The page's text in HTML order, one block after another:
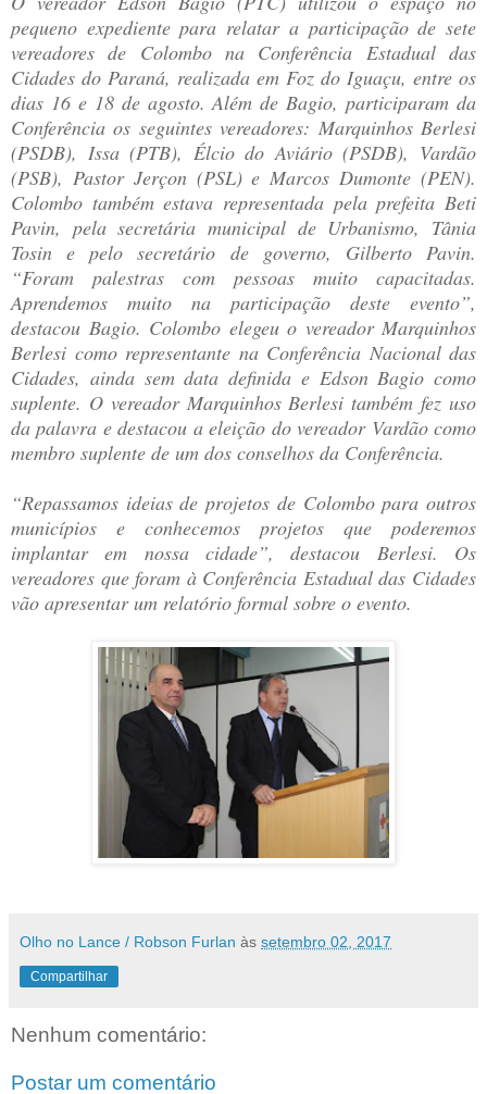
pequeno expediente para relatar a participação de sete
vereadores de Colombo na Conferência Estadual das
Cidades do Paraná, realizada em Foz do Iguaçu, entre os
dias 16 e 18 de agosto. Além de Bagio, participaram da
Conferência os seguintes vereadores: Marquinhos Berlesi
(PSDB), Issa (PTB), Élcio do Aviário (PSDB), Vardão
(PSB), Pastor Jerçon (PSL) e Marcos Dumonte (PEN).
Colombo também estava representada pela prefeita Beti
Pavin, pela secretária municipal de Urbanismo, Tânia
Tosin e pelo secretário de governo, Gilberto Pavin.
“Foram palestras com pessoas muito capacitadas.
Aprendemos muito na participação deste evento”,
destacou Bagio. Colombo elegeu o vereador Marquinhos
Berlesi como representante na Conferência Nacional das
Cidades, ainda sem data definida e Edson Bagio como
suplente. O vereador Marquinhos Berlesi também fez uso
da palavra e destacou a eleição do vereador Vardão como
membro suplente de um dos conselhos da Conferência.
“Repassamos ideias de projetos de Colombo para outros
municípios e conhecemos projetos que poderemos
implantar em nossa cidade”, destacou Berlesi. Os
vereadores que foram à Conferência Estadual das Cidades
vão apresentar um relatório formal sobre o evento.
Olho no Lance / Robson Furlan às setembro 02, 2017
Compartilhar
Nenhum comentário:
Postar um comentário